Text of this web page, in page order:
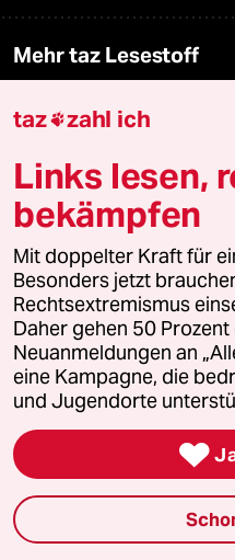
Mehr taz Lesestoff
taz Blogs
taz FUTURZWEI
Le Monde diplomatique
taz Archiv
Mehr taz Angebote
Reisen
Kantine
taz zahl ich
Links lesen,
bekämpfen
Mit doppelter Kraft für
Besonders jetzt
Rechtsextremismus
Daher gehen 50
Neuanmeldungen an
eine Kampagne, die
und Jugendorte
